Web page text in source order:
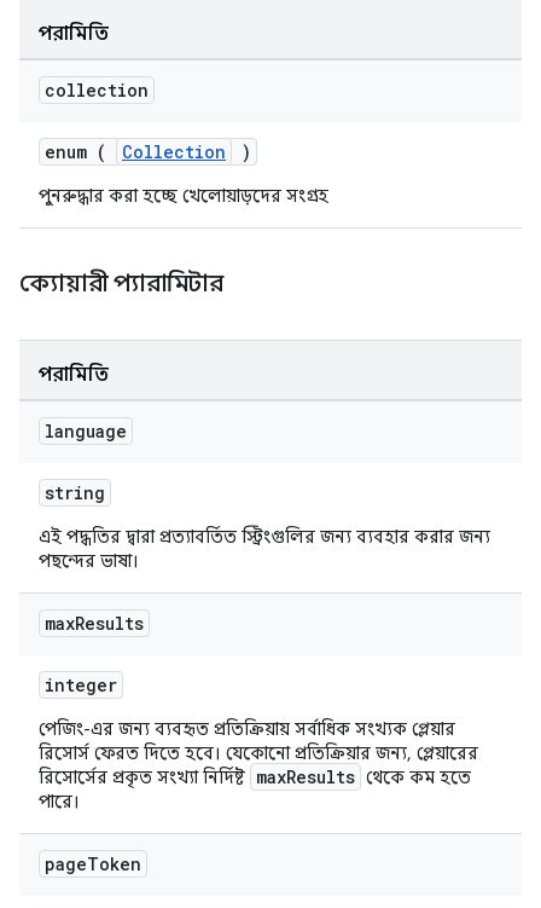
পরামিতি
collection
enum ( Collection )
পুনরুদ্ধার করা হচ্ছে খেলোয়াড়দের সংগ্রহ
ক্যোয়ারী প্যারামিটার
পরামিতি
language
string
এই পদ্ধতির দ্বারা প্রত্যাবর্তিত স্ট্রিংগুলির জন্য ব্যবহার করার জন্য
পছন্দের ভাষা।
maxResults
integer
পেজিং-এর জন্য ব্যবহৃত প্রতিক্রিয়ায় সর্বাধিক সংখ্যক প্লেয়ার
রিসোর্স ফেরত দিতে হবে। যেকোনো প্রতিক্রিয়ার জন্য, প্লেয়ারের
রিসোর্সের প্রকৃত সংখ্যা নির্দিষ্ট maxResults থেকে কম হতে
পারে।
pageToken